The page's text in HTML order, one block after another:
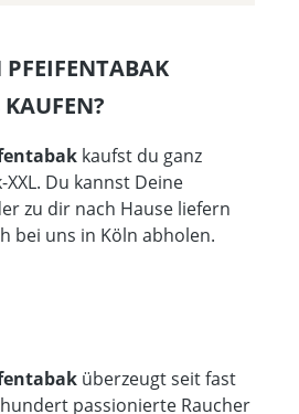
kaufst du ganz
Du kannst Deine
zu dir nach Hause liefern
bei uns in Köln abholen.
überzeugt seit fast
passionierte Raucher